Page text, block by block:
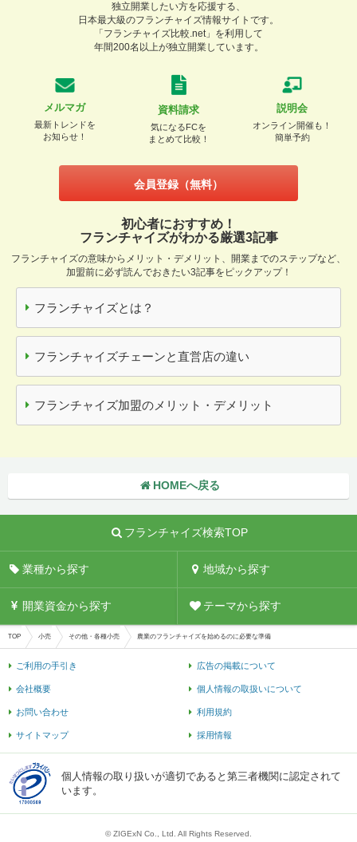
独立開業したい方を応援する、
日本最大級のフランチャイズ情報サイトです。
「フランチャイズ比較.net」を利用して
年間200名以上が独立開業しています。
メルマガ
最新トレンドを
お知らせ！
資料請求
気になるFCを
まとめて比較！
説明会
オンライン開催も！
簡単予約
会員登録（無料）
初心者におすすめ！
フランチャイズがわかる厳選3記事
フランチャイズの意味からメリット・デメリット、開業までのステップなど、
加盟前に必ず読んでおきたい3記事をピックアップ！
フランチャイズとは？
フランチャイズチェーンと直営店の違い
フランチャイズ加盟のメリット・デメリット
HOMEへ戻る
フランチャイズ検索TOP
業種から探す 地域から探す
開業資金から探す テーマから探す
TOP 小売 その他・各種小売 農業のフランチャイズを始めるのに必要な準備
ご利用の手引き 広告の掲載について
会社概要 個人情報の取扱いについて
お問い合わせ 利用規約
サイトマップ 採用情報
個人情報の取り扱いが適切であると第三者機関に認定されて
います。
© ZIGExN Co., Ltd. All Rights Reserved.